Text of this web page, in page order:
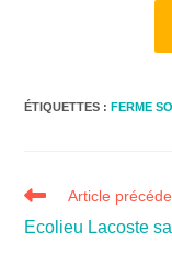
ÉTIQUETTES :FERME
Article
Ecolieu Lacoste